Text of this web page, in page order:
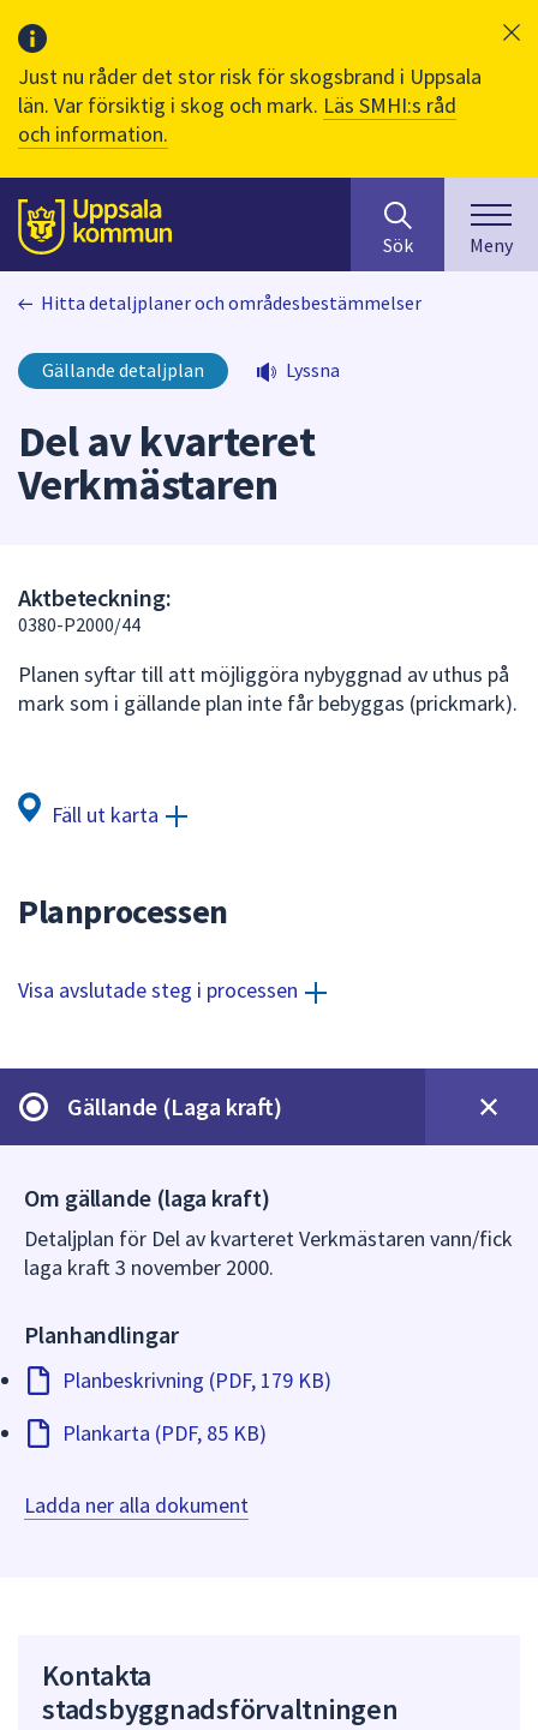
Just nu råder det stor risk för skogsbrand i Uppsala
län. Var försiktig i skog och mark. Läs SMHI:s råd
och information.
Till sidans
huvudinnehåll
efter
innehåll
på
webbplatsen.
Använd
piltangenterna
Sök Meny
Hitta detaljplaner och områdesbestämmelser
Gällande detaljplan Lyssna
Del av kvarteret
Verkmästaren
Aktbeteckning:
0380-P2000/44
Planen syftar till att möjliggöra nybyggnad av uthus på
mark som i gällande plan inte får bebyggas (prickmark).
Fäll ut karta
Planprocessen
Visa avslutade steg i processen
Gällande (Laga kraft)
Om gällande (laga kraft)
Detaljplan för Del av kvarteret Verkmästaren vann/fick
laga kraft 3 november 2000.
Planhandlingar
Planbeskrivning (PDF, 179 KB)
Plankarta (PDF, 85 KB)
Ladda ner alla dokument
Kontakta
stadsbyggnadsförvaltningen